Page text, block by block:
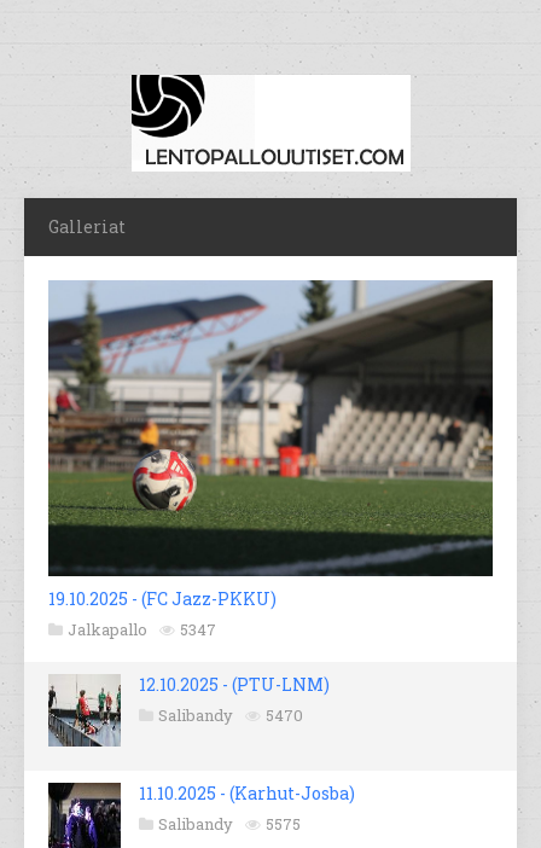
Galleriat
19.10.2025 - (FC Jazz-PKKU)
Jalkapallo 5347
12.10.2025 - (PTU-LNM)
Salibandy 5470
11.10.2025 - (Karhut-Josba)
Salibandy 5575